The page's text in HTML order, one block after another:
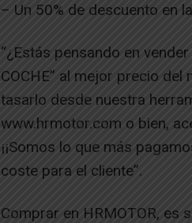
– Un 50% de descuento en
“¿Estás pensando en
COCHE” al mejor precio del
tasarlo desde nuestra
www.hrmotor.com o bien,
¡¡Somos lo que más
coste para el cliente”.
Comprar en HRMOTOR, es